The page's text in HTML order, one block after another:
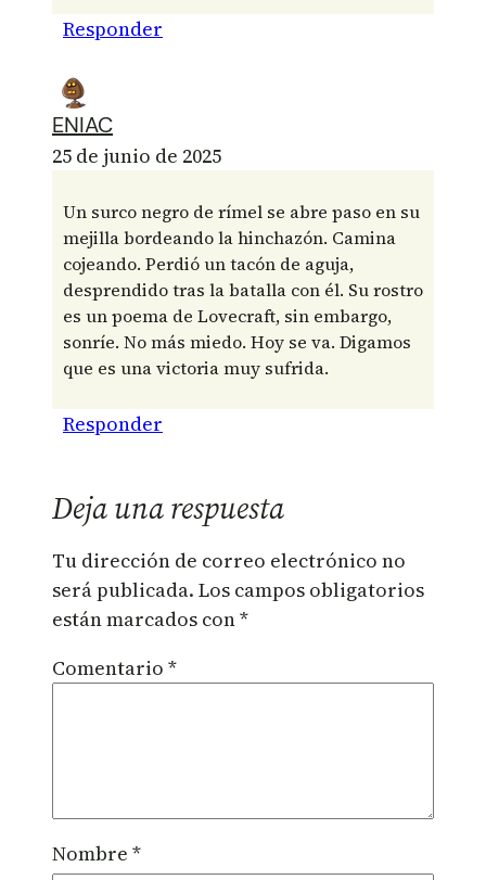
Responder
ENIAC
25 de junio de 2025
Un surco negro de rímel se abre paso en su
mejilla bordeando la hinchazón. Camina
cojeando. Perdió un tacón de aguja,
desprendido tras la batalla con él. Su rostro
es un poema de Lovecraft, sin embargo,
sonríe. No más miedo. Hoy se va. Digamos
que es una victoria muy sufrida.
Responder
Deja una respuesta
Tu dirección de correo electrónico no
será publicada. Los campos obligatorios
están marcados con*
Comentario *
Nombre *